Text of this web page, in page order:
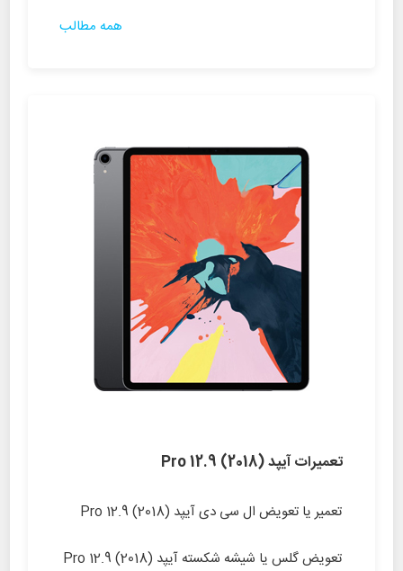
همه مطالب
تعمیرات آیپد (Pro 12.9 (2018
تعمیر یا تعویض ال سی دی آیپد (Pro 12.9 (2018
تعویض گلس یا شیشه شکسته آیپد (Pro 12.9 (2018